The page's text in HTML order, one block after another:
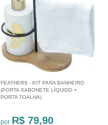
FEATHERS - KIT PARA BANHEIRO
(PORTA SABONETE LÍQUIDO +
PORTA TOALHA)
por R$ 79,90